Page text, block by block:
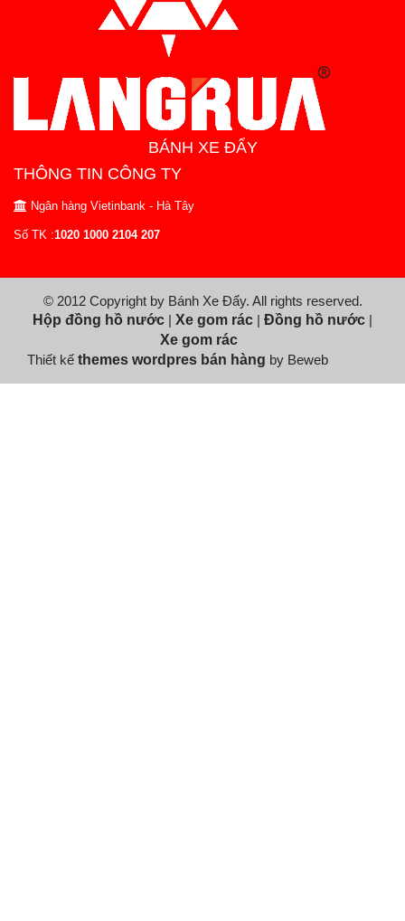
BÁNH XE ĐẨY
THÔNG TIN CÔNG TY
Ngân hàng Vietinbank - Hà Tây
Số TK :1020 1000 2104 207
© 2012 Copyright by Bánh Xe Đẩy. All rights reserved.
Hộp đồng hồ nước | Xe gom rác | Đồng hồ nước |
Xe gom rác
Thiết kế themes wordpres bán hàng by Beweb